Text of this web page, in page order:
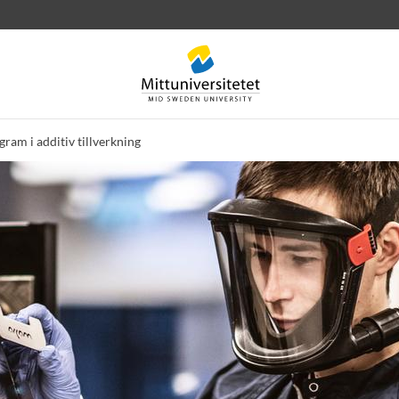
i additiv tillverkning
PersonalLediga jobb